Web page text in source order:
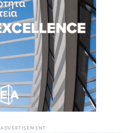
ADVERTISEMENT